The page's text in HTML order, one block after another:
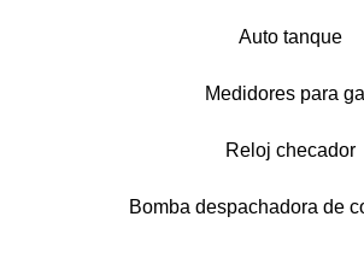
Auto tanque
Medidores para
Reloj checador
Bomba despachadora de